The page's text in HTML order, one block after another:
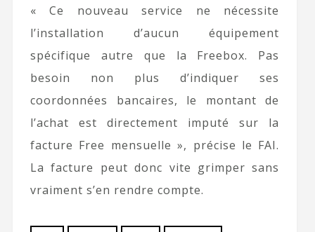
« Ce nouveau service ne nécessite
l’installation d’aucun équipement
spécifique autre que la Freebox. Pas
besoin non plus d’indiquer ses
coordonnées bancaires, le montant de
l’achat est directement imputé sur la
facture Free mensuelle », précise le FAI.
La facture peut donc vite grimper sans
vraiment s’en rendre compte.